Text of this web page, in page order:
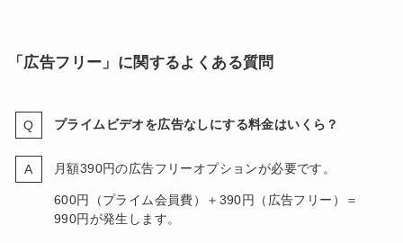
「広告フリー」に関するよくある質問
プライムビデオを広告なしにする料金はいくら？
月額390円の広告フリーオプションが必要です。
600円（プライム会員費）＋390円（広告フリー）＝
990円が発生します。